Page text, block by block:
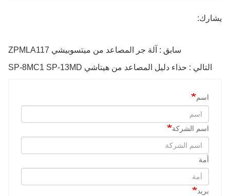
يشارك:
سابق : آلة جر المصاعد من ميتسوبيشي ZPMLA117
التالي : حذاء دليل المصاعد من هيتاشي SP-8MC1 SP-13MD
اسم
اسم الشركة
أمة
بريد